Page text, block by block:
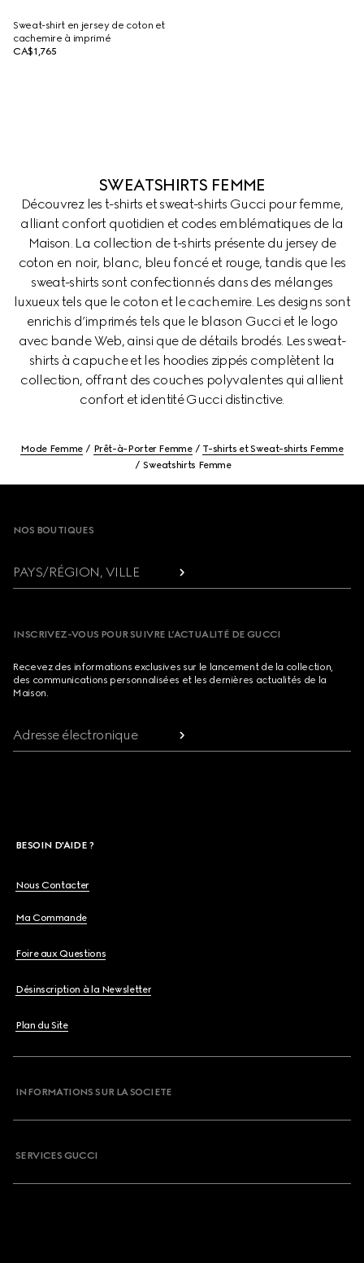
Sweat-shirt en jersey de coton et
cachemire à imprimé
CA$1,765
SWEATSHIRTS FEMME
Découvrez les t-shirts et sweat-shirts Gucci pour femme,
alliant confort quotidien et codes emblématiques de la
Maison. La collection de t-shirts présente du jersey de
coton en noir, blanc, bleu foncé et rouge, tandis que les
sweat-shirts sont confectionnés dans des mélanges
luxueux tels que le coton et le cachemire. Les designs sont
enrichis d’imprimés tels que le blason Gucci et le logo
avec bande Web, ainsi que de détails brodés. Les sweat-
shirts à capuche et les hoodies zippés complètent la
collection, offrant des couches polyvalentes qui allient
confort et identité Gucci distinctive.
Mode Femme Prêt-à-Porter Femme
T-shirts et Sweat-shirts Femme
Sweatshirts Femme
NOS BOUTIQUES
PAYS/RÉGION, VILLE
INSCRIVEZ-VOUS POUR SUIVRE L’ACTUALITÉ DE GUCCI
Recevez des informations exclusives sur le lancement de la collection,
des communications personnalisées et les dernières actualités de la
Maison.
Adresse électronique
BESOIN D'AIDE ?
Nous Contacter
Ma Commande
Foire aux Questions
Désinscription à la Newsletter
Plan du Site
INFORMATIONS SUR LA SOCIETE
SERVICES GUCCI